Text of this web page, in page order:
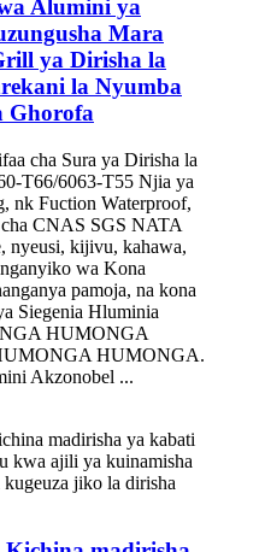
Alumini ya
Mara
ya Dirisha la
la Nyumba
Ghorofa
cha Sura ya Dirisha la
T66/6063-T55 Njia ya
nk Fuction Waterproof,
CNAS SGS NATA
nyeusi, kijivu, kahawa,
wa Kona
pamoja, na kona
Siegenia Hluminia
HUMONGA
HUMONGA.
Akzonobel ...